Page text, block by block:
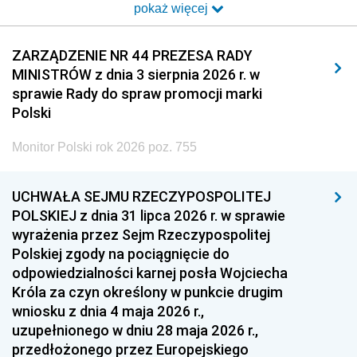
2014 2013 2012
2011 2010 2009
2008 2007 2006
2005
1996 1995 1994
1993 1992 1991
1990 1989
1987 1986 1985
1984 1983
1981 1980 1979
pokaż więcej
ZARZĄDZENIE NR 44 PREZESA RADY
MINISTRÓW z dnia 3 sierpnia 2026 r. w
sprawie Rady do spraw promocji marki
Polski
Monitor Polski rok 2026 poz. 755
UCHWAŁA SEJMU RZECZYPOSPOLITEJ
POLSKIEJ z dnia 31 lipca 2026 r. w sprawie
wyrażenia przez Sejm Rzeczypospolitej
Polskiej zgody na pociągnięcie do
odpowiedzialności karnej posła Wojciecha
Króla za czyn określony w punkcie drugim
wniosku z dnia 4 maja 2026 r.,
uzupełnionego w dniu 28 maja 2026 r.,
przedłożonego przez Europejskiego